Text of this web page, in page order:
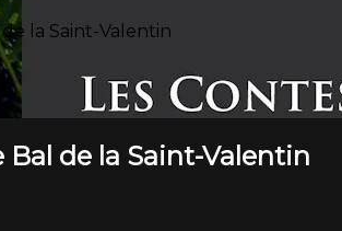
la Saint-Valentin
Bal de la Saint-Valentin